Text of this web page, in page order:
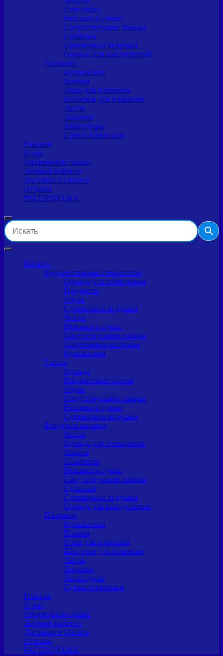
Спиннеры
Рюкзаки и сумки
Сопутствующие товары
Сушилки
Сувениры и игрушки
Одежда для выступлений
Плавание
Купальники
Плавки
Очки для плавания
Шапочки для плавания
Ласты
Лопатки
Аксессуары
Сумки и рюкзаки
Главная
О нас
Оформление заказа
Личный кабинет
Доставка и Оплата
Отзывы
РАСПРОДАЖА
Каталог
Художественная гимнастика
Одежда для тренировки
Предметы
Обувь
Сувениры и игрушки
Чехлы
Рюкзаки и сумки
Сопутствующие товары
Спортивные костюмы
Купальники
Танцы
Одежда
Рейтинговые платья
Обувь
Сопутствующие товары
Рюкзаки и сумки
Сувениры и игрушки
Фигурное катание
Чехлы
Одежда для тренировок
Защита
Спиннеры
Рюкзаки и сумки
Сопутствующие товары
Сушилки
Сувениры и игрушки
Одежда для выступлений
Плавание
Купальники
Плавки
Очки для плавания
Шапочки для плавания
Ласты
Лопатки
Аксессуары
Сумки и рюкзаки
Главная
О нас
Оформление заказа
Личный кабинет
Доставка и Оплата
Отзывы
РАСПРОДАЖА